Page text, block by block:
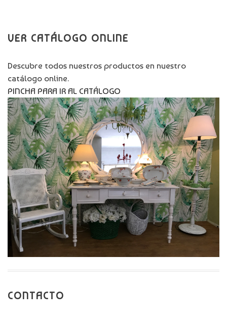
VER CATÁLOGO ONLINE
Descubre todos nuestros productos en nuestro
catálogo online.
PINCHA PARA IR AL CATÁLOGO
CONTACTO